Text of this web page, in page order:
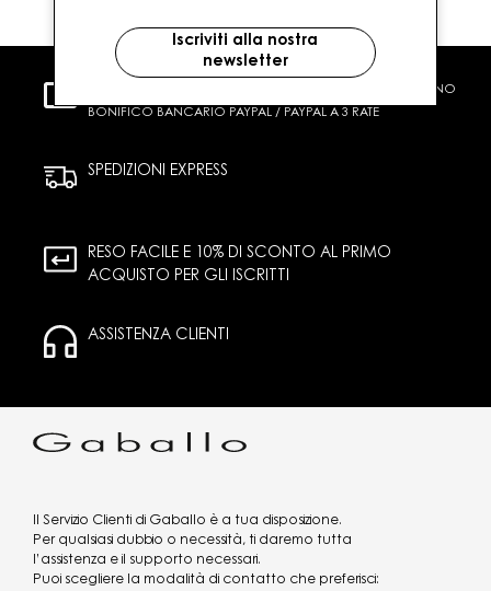
CARTA DI CREDITO CONTRASSEGNO
BONIFICO BANCARIO PAYPAL / PAYPAL A 3 RATE
SPEDIZIONI EXPRESS
RESO FACILE E 10% DI SCONTO AL PRIMO
ACQUISTO PER GLI ISCRITTI
ASSISTENZA CLIENTI
Il Servizio Clienti di Gaballo è a tua disposizione.
Per qualsiasi dubbio o necessità, ti daremo tutta
l’assistenza e il supporto necessari.
Puoi scegliere la modalità di contatto che preferisci:
Iscriviti alla nostra
newsletter